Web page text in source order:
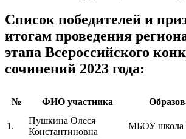
Список победителей и
итогам проведения
этапа Всероссийского
сочинений 2023 года:
№ ФИО участника
1.
Пушкина Олеся
Константиновна
МБОУ школа